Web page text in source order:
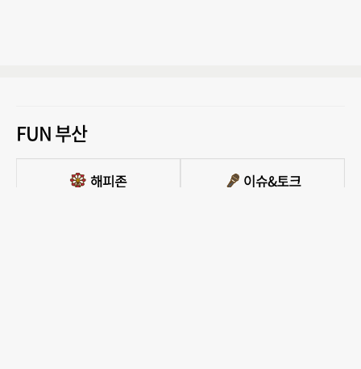
FUN 부산